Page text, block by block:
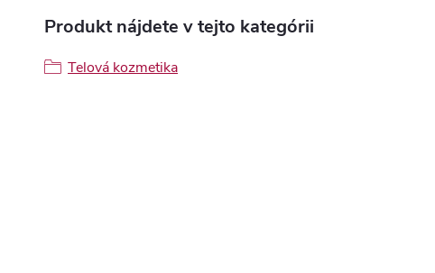
Produkt nájdete v tejto kategórii
Telová kozmetika